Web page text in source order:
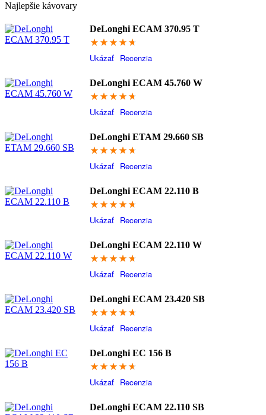
Najlepšie kávovary
DeLonghi ECAM 370.95 T
94.8
Ukázať Recenzia
DeLonghi ECAM 45.760 W
94.6
Ukázať Recenzia
DeLonghi ETAM 29.660 SB
94.4
Ukázať Recenzia
DeLonghi ECAM 22.110 B
94.2
Ukázať Recenzia
DeLonghi ECAM 22.110 W
94
Ukázať Recenzia
DeLonghi ECAM 23.420 SB
93.8
Ukázať Recenzia
DeLonghi EC 156 B
93.2
Ukázať Recenzia
DeLonghi ECAM 22.110 SB